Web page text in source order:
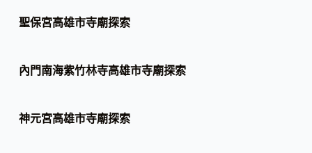
聖保宮高雄市寺廟探索
內門南海紫竹林寺高雄市寺廟探索
神元宮高雄市寺廟探索